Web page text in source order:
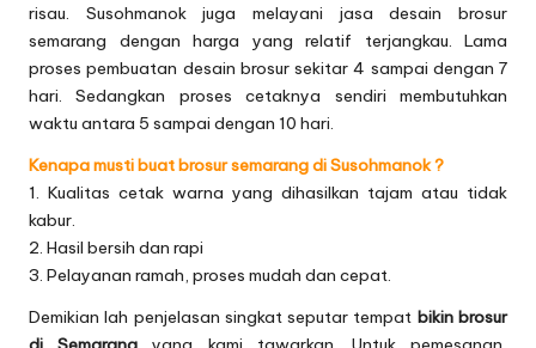
risau. Susohmanok juga melayani jasadesain brosur
semarang dengan harga yang relatif terjangkau. Lama
proses pembuatan desain brosur sekitar 4 sampai dengan 7
hari. Sedangkan proses cetaknya sendiri membutuhkan
waktu antara 5 sampai dengan 10 hari.
Kenapa musti buat brosur semarang di Susohmanok ?
1. Kualitas cetak warna yang dihasilkan tajam atau tidak
kabur.
2. Hasil bersih dan rapi
3. Pelayanan ramah, proses mudah dan cepat.
Demikian lah penjelasan singkat seputar tempat bikin brosur